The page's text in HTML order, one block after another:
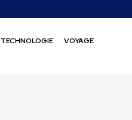
TECHNOLOGIE VOYAGE